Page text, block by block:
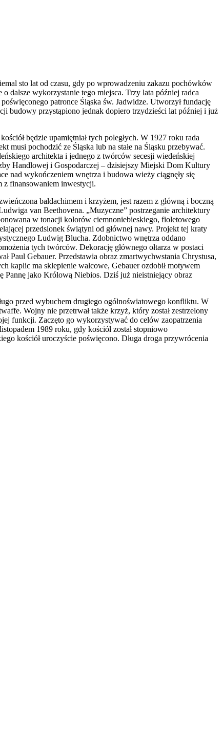
sto lat od czasu, gdy po wprowadzeniu zakazu pochówków
dalsze wykorzystanie tego miejsca. Trzy lata później radca
patronce Śląska św. Jadwidze. Utworzył fundację
budowy przystąpiono jednak dopiero trzydzieści lat później i już
będzie upamiętniał tych poległych. W 1927 roku rada
musi pochodzić ze Śląska lub na stałe na Śląsku przebywać.
architekta i jednego z twórców secesji wiedeńskiej
Handlowej i Gospodarczej – dzisiejszy Miejski Dom Kultury
nad wykończeniem wnętrza i budowa wieży ciągnęły się
z finansowaniem inwestycji.
baldachimem i krzyżem, jest razem z główną i boczną
van Beethovena. „Muzyczne” postrzeganie architektury
w tonacji kolorów ciemnoniebieskiego, fioletowego
przedsionek świątyni od głównej nawy. Projekt tej kraty
Ludwig Blucha. Zdobnictwo wnętrza oddano
tych twórców. Dekorację głównego ołtarza w postaci
Paul Gebauer. Przedstawia obraz zmartwychwstania Chrystusa,
kaplic ma sklepienie walcowe, Gebauer ozdobił motywem
Pannę jako Królową Niebios. Dziś już nieistniejący obraz
przed wybuchem drugiego ogólnoświatowego konfliktu. W
Wojny nie przetrwał także krzyż, który został zestrzelony
funkcji. Zaczęto go wykorzystywać do celów zaopatrzenia
1989 roku, gdy kościół został stopniowo
kościół uroczyście poświęcono. Długa droga przywrócenia